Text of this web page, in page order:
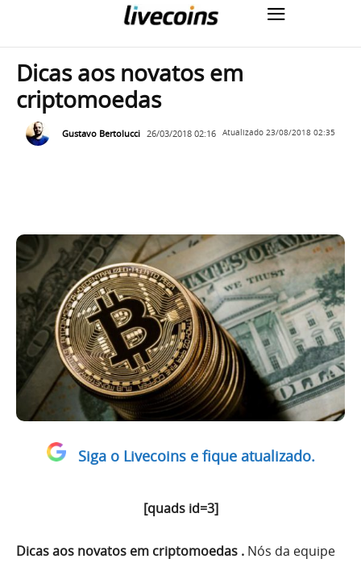
Dicas aos novatos em
criptomoedas
Gustavo Bertolucci 26/03/2018 02:16 Atualizado 23/08/2018 02:35
Siga o Livecoins e fique atualizado.
[quads id=3]
Dicas aos novatos em criptomoedas . Nós da equipe